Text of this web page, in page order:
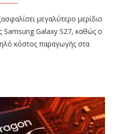
μεγαλύτερο μερίδιο
Samsung Galaxy S27, καθώς ο
κόστος παραγωγής στα